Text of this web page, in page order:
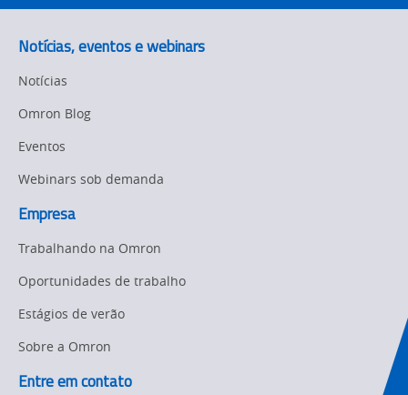
SYSMAC
Motion and
Panel
Building
Control
Technical
Traceability
Training
Maintenance
Flexible
Sysmac Platform
Product Launches
Strategic Business
Other
Policy
Notícias, eventos e webinars
Notícias
Omron Blog
Eventos
Webinars sob demanda
Empresa
Trabalhando na Omron
Oportunidades de trabalho
Estágios de verão
Sobre a Omron
Entre em contato